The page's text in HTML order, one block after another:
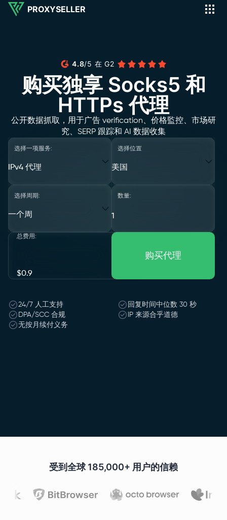
PROXYSELLER
4.8/5 在 G2
购买独享 Socks5 和
HTTPs 代理
公开数据抓取，用于广告 verification、价格監控、市场研
究、SERP 跟踪和 AI 数据收集
选择一项服务:
IPv4 代理
选择位置
美国
选择周期:
一个周
数量:
总费用:
$0.9
购买代理
24/7 人工支持
回复时间中位数 30 秒
DPA/SCC 合规
IP 来源合乎道德
无按月续付义务
受到全球 185,000+ 用户的信赖